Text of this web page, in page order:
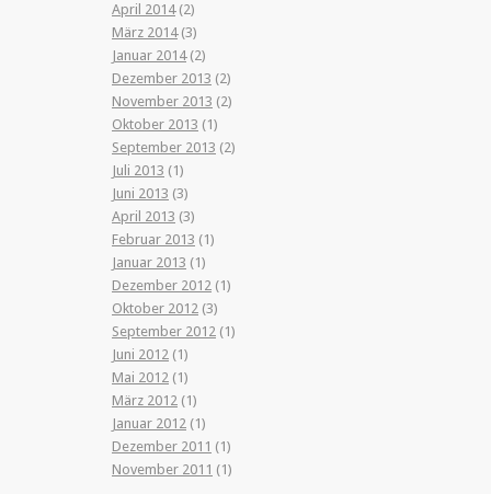
April 2014(2)
März 2014(3)
Januar 2014(2)
Dezember 2013 (2)
November 2013 (2)
Oktober 2013 (1)
September 2013 (2)
Juli 2013 (1)
Juni 2013 (3)
April 2013 (3)
Februar 2013 (1)
Januar 2013 (1)
Dezember 2012 (1)
Oktober 2012 (3)
September 2012 (1)
Juni 2012 (1)
Mai 2012 (1)
März 2012 (1)
Januar 2012 (1)
Dezember 2011 (1)
November 2011 (1)